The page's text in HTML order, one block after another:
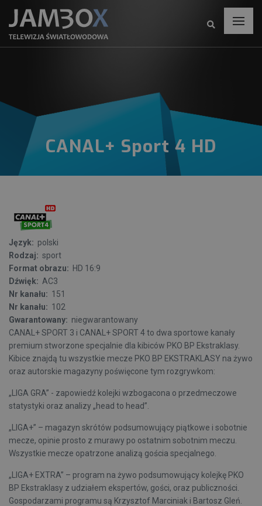
CANAL+ Sport 4 HD
Język: polski
Rodzaj: sport
Format obrazu: HD 16:9
Dźwięk: AC3
Nr kanału: 151
Nr kanału: 102
Gwarantowany: niegwarantowany
CANAL+ SPORT 3 i CANAL+ SPORT 4 to dwa sportowe kanały
premium stworzone specjalnie dla kibiców PKO BP Ekstraklasy.
Kibice znajdą tu wszystkie mecze PKO BP EKSTRAKLASY na żywo
oraz autorskie magazyny poświęcone tym rozgrywkom:
„LIGA GRA” - zapowiedź kolejki wzbogacona o przedmeczowe
statystyki oraz analizy „head to head”.
„LIGA+” – magazyn skrótów podsumowujący piątkowe i sobotnie
mecze, opinie prosto z murawy po ostatnim sobotnim meczu.
Wszystkie mecze opatrzone analizą gościa specjalnego.
„LIGA+ EXTRA” – program na żywo podsumowujący kolejkę PKO
BP Ekstraklasy z udziałem ekspertów, gości, oraz publiczności.
Gospodarzami programu są Krzysztof Marciniak i Bartosz Gleń.